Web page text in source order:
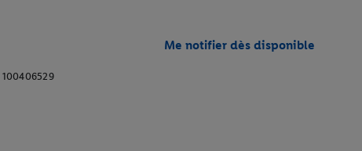
Me notifier dès disponible
100406529